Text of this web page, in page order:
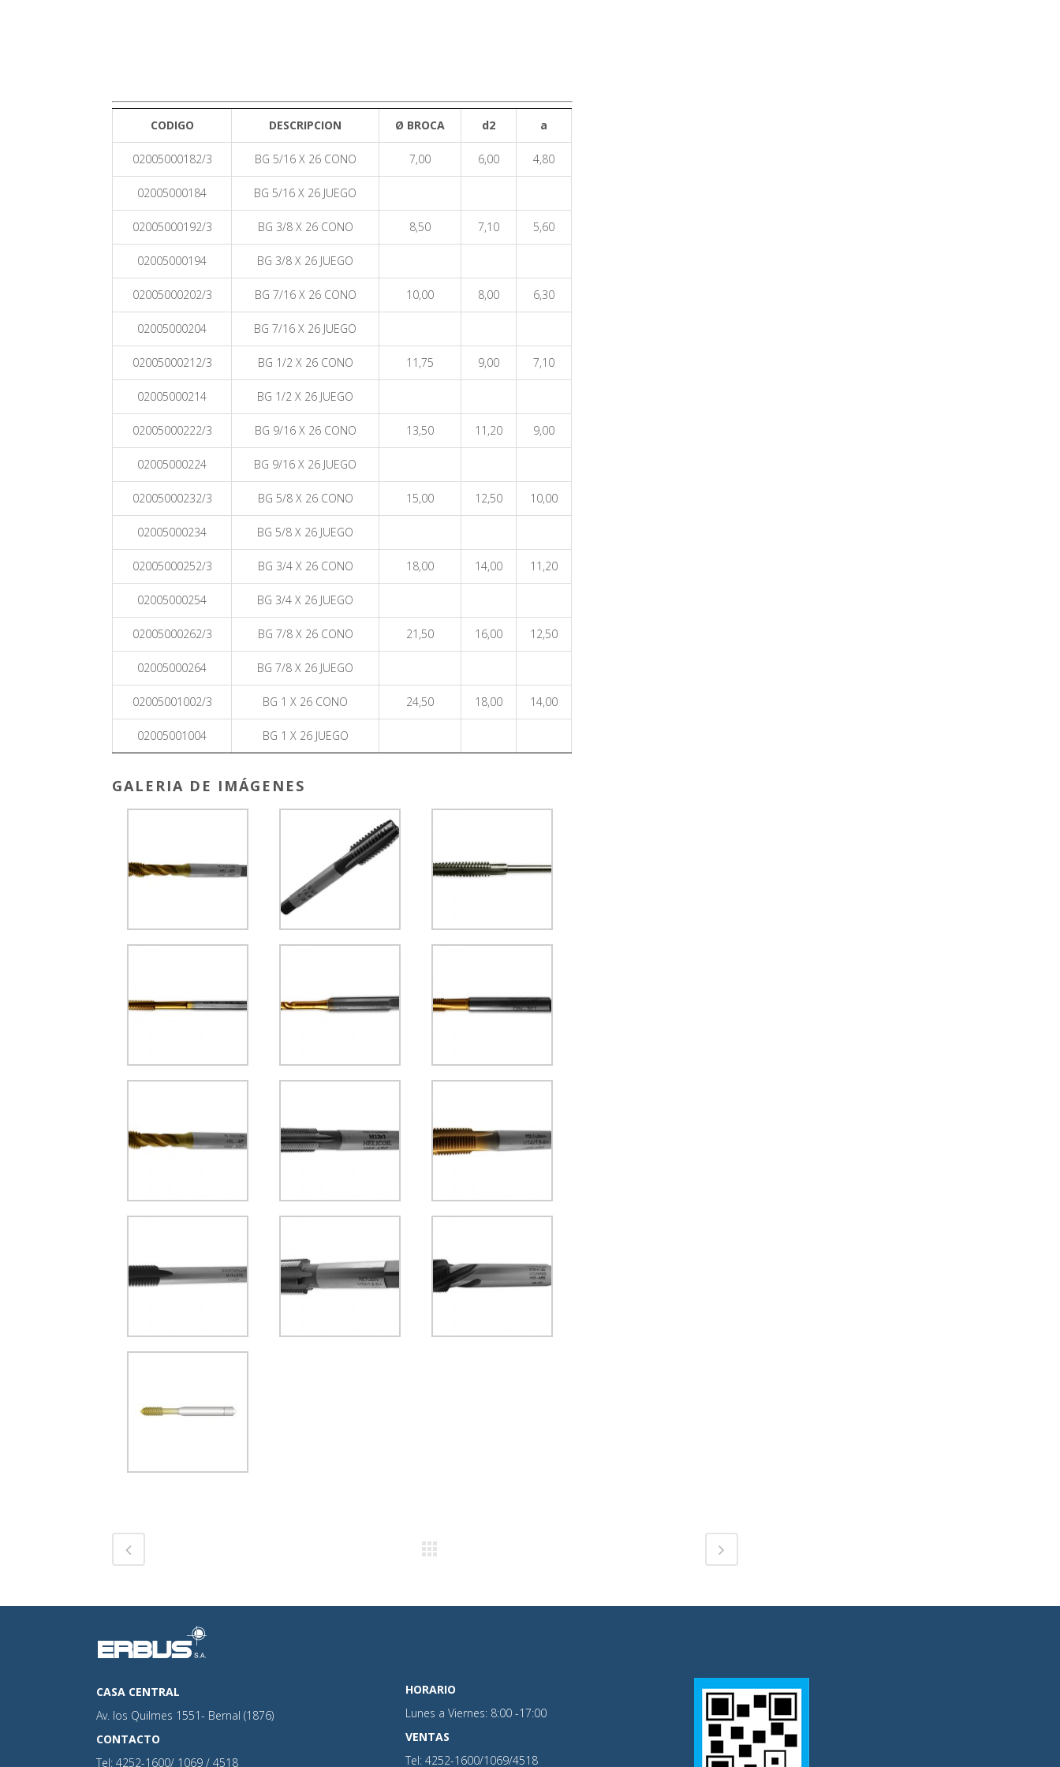
CODIGO DESCRIPCION Ø BROCA d2 a
02005000182/3 BG 5/16 X 26 CONO 7,00 6,00 4,80
02005000184 BG 5/16 X 26 JUEGO
02005000192/3 BG 3/8 X 26 CONO 8,50 7,10 5,60
02005000194 BG 3/8 X 26 JUEGO
02005000202/3 BG 7/16 X 26 CONO 10,00 8,00 6,30
02005000204 BG 7/16 X 26 JUEGO
02005000212/3 BG 1/2 X 26 CONO 11,75 9,00 7,10
02005000214 BG 1/2 X 26 JUEGO
02005000222/3 BG 9/16 X 26 CONO 13,50 11,20 9,00
02005000224 BG 9/16 X 26 JUEGO
02005000232/3 BG 5/8 X 26 CONO 15,00 12,50 10,00
02005000234 BG 5/8 X 26 JUEGO
02005000252/3 BG 3/4 X 26 CONO 18,00 14,00 11,20
02005000254 BG 3/4 X 26 JUEGO
02005000262/3 BG 7/8 X 26 CONO 21,50 16,00 12,50
02005000264 BG 7/8 X 26 JUEGO
02005001002/3 BG 1 X 26 CONO 24,50 18,00 14,00
02005001004 BG 1 X 26 JUEGO
GALERIA DE IMÁGENES
CASA CENTRAL
Av. los Quilmes 1551- Bernal (1876)
CONTACTO
Tel: 4252-1600/ 1069 / 4518
HORARIO
Lunes a Viernes: 8:00 -17:00
VENTAS
Tel: 4252-1600/1069/4518